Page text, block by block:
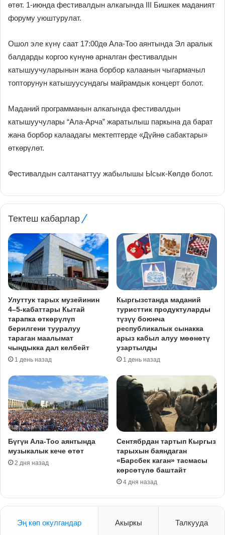
өтөт. 1-июнда фестивалдын алкагында III Бишкек маданият
форуму уюштурулат.
Ошол эле күнү саат 17:00дө Ала-Тоо аянтында Эл аралык
балдарды коргоо күнүнө арналган фестивалдын
катышуучуларынын жана борбор калаанын чыгармачыл
топторунун катышуусундагы майрамдык концерт болот.
Маданий программанын алкагында фестивалдын
катышуучулары “Ала-Арча” жаратылыш паркына да барат
жана борбор калаадагы мектептерде «Дүйнө сабактары»
өткөрүлөт.
Фестивалдын салтанаттуу жабылышы Ысык-Көлдө болот.
Тектеш кабарлар
Улуттук тарых музейинин
4–5-кабаттары Кытай
тарапка өткөрүлүп
берилгени тууралуу
тараган маалымат
чындыкка дал келбейт
1 день назад
Кыргызстанда маданий
туристтик продуктуларды
түзүү боюнча
республикалык сынакка
арыз кабыл алуу мөөнөтү
узартылды
1 день назад
Бүгүн Ала-Тоо аянтында
музыкалык кече өтөт
2 дня назад
Сентябрдан тартып Кыргыз
тарыхын баяндаган
«Барсбек каган» тасмасы
көрсөтүлө баштайт
4 дня назад
Эң көп окулгандар Акыркы Талкууда